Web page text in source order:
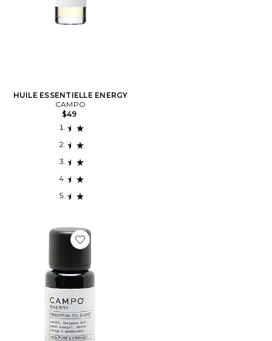
HUILE ESSENTIELLE ENERGY
CAMPO
$49
Favorite HUILE ESSENTIELLE ENERGY UPLIFTING